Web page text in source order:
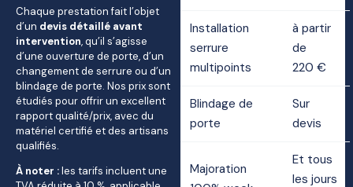
Chaque prestation fait l’objet
d’un devis détaillé avant
intervention, qu’il s’agisse
d’une ouverture de porte, d’un
changement de serrure ou d’un
blindage de porte. Nos prix sont
étudiés pour offrir un excellent
rapport qualité/prix, avec du
matériel certifié et des artisans
qualifiés.
À noter :les tarifs incluent une
Installation
serrure
multipoints
à partir
de
220 €
Blindage de
porte
Sur
devis
Majoration
Et tous
les jours